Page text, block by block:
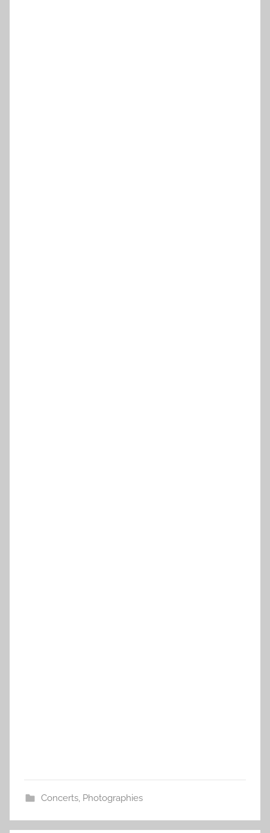
Concerts, Photographies